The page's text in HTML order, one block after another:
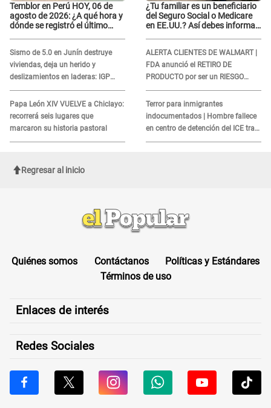
Temblor en Perú HOY, 06 de
agosto de 2026: ¿A qué hora y
dónde se registró el último
Sismo de 5.0 en Junín destruye
viviendas, deja un herido y
deslizamientos en laderas: IGP
alerta sobre posibles réplicas
Papa León XIV VUELVE a Chiclayo:
recorrerá seis lugares que
marcaron su historia pastoral
¿Tu familiar es un beneficiario
del Seguro Social o Medicare
en EE.UU.? Así debes informar
ALERTA CLIENTES DE WALMART |
FDA anunció el RETIRO DE
PRODUCTO por ser un RIESGO
MORTAL para consumidores: ¿Cuál
es?
Terror para inmigrantes
indocumentados | Hombre fallece
en centro de detención del ICE tras
sufrir una "emergencia médica"
Regresar al inicio
Quiénes somos Contáctanos
Políticas y Estándares
Términos de uso
Enlaces de interés
Redes Sociales